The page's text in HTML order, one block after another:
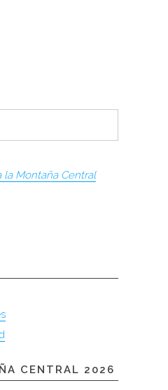
Search
la Montaña Central
CENTRAL 2026